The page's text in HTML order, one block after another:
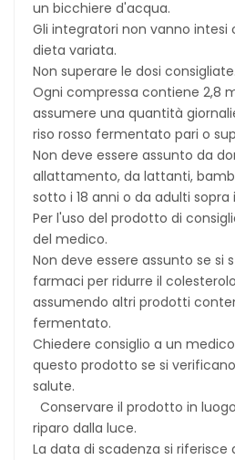
un bicchiere d'acqua.
Gli integratori non vanno
dieta variata.
Non superare le dosi consigliate.
Ogni compressa contiene 2,8
assumere una quantità
riso rosso fermentato pari o
Non deve essere assunto da
allattamento, da lattanti,
sotto i 18 anni o da adulti sopra
Per l'uso del prodotto di
del medico.
Non deve essere assunto se si
farmaci per ridurre il
assumendo altri prodotti
fermentato.
Chiedere consiglio a un
questo prodotto se si
salute.
Conservare il prodotto in
riparo dalla luce.
La data di scadenza si riferisce